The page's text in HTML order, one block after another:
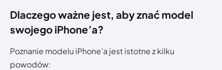
Dlaczego ważne jest, aby znać model
swojego iPhone’a?
Poznanie modelu iPhone’a jest istotne z kilku
powodów: